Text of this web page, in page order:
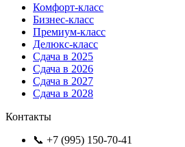
Комфорт-класс
Бизнес-класс
Премиум-класс
Делюкс-класс
Сдача в 2025
Сдача в 2026
Сдача в 2027
Сдача в 2028
Контакты
📞 +7 (995) 150-70-41